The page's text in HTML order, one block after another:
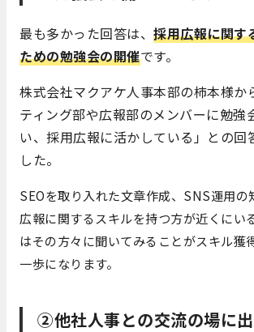
最も多かった回答は、 採用広報に関す
ための勉強会の開催です。
株式会社マクアケ人事本部の柿本様か
ティング部や広報部のメンバーに勉強
い、採用広報に活かしている」との回
した。
SEOを取り入れた文章作成、SNS運用の
広報に関するスキルを持つ方が近くにい
はその方々に聞いてみることがスキル獲
一歩になります。
②他社人事との交流の場に